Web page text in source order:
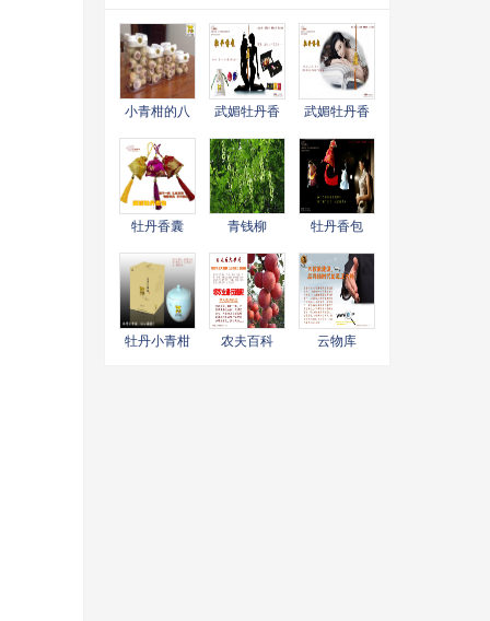
小青柑的八
武媚牡丹香
武媚牡丹香
牡丹香囊 青钱柳 牡丹香包
牡丹小青柑 农夫百科 云物库